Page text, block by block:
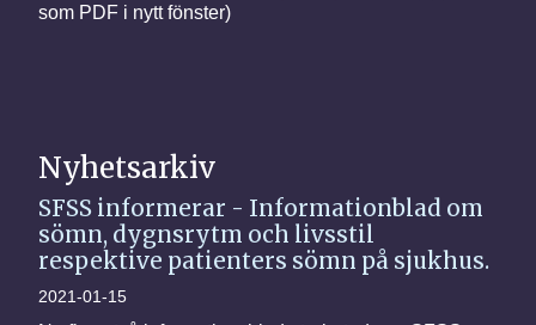
som PDF i nytt fönster)
Nyhetsarkiv
SFSS informerar - Informationblad om
sömn, dygnsrytm och livsstil
respektive patienters sömn på sjukhus.
2021-01-15